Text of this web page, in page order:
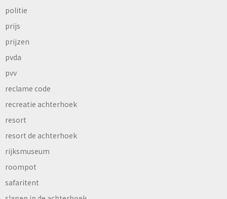
politie
prijs
prijzen
pvda
pvv
reclame code
recreatie achterhoek
resort
resort de achterhoek
rijksmuseum
roompot
safaritent